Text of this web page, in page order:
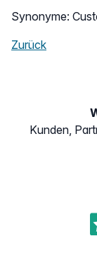
Synonyme:
Zurück
Kunden,